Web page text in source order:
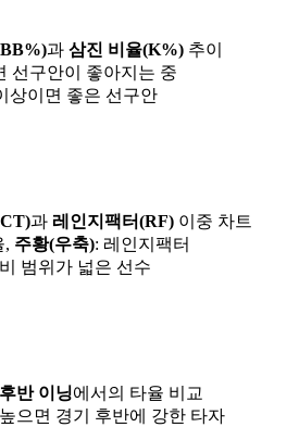
과 삼진 비율(K%) 추이
선구안이 좋아지는 중
상이면 좋은 선구안
과 레인지팩터(RF) 이중 차트
, 주황(우축): 레인지팩터
범위가 넓은 선수
반 이닝에서의 타율 비교
으면 경기 후반에 강한 타자